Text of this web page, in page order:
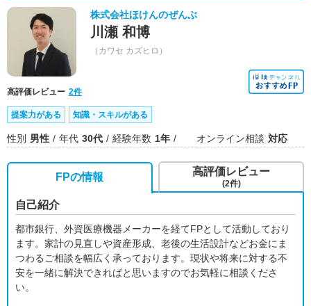
株式会社ほけんのぜんぶ
川瀬 和博
（カワセ カズヒロ）
高評価レビュー 2件
提案力がある 知識・スキルがある
性別 男性 年代 30代 経験年数 1年 オンライン相談 対応
FPの情報
自己紹介
都市銀行、外資医療機器メーカーを経てFPとして活動しており
ます。家計の見直しや資産形成、老後の生活設計などお金にま
つわるご相談を幅広く承っております。現状や将来に対する不
安を一緒に解決できればと思いますのでお気軽に相談くださ
い。
高評価レビュー
(2件)